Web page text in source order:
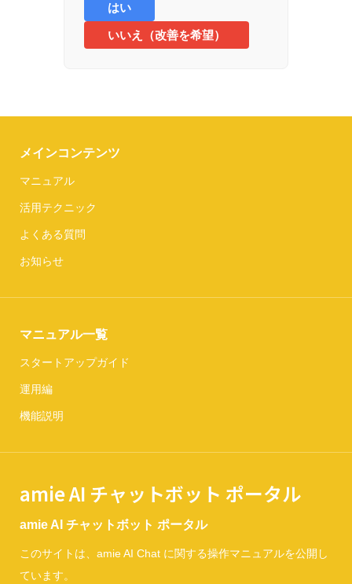
はい
いいえ（改善を希望）
メインコンテンツ
マニュアル
活用テクニック
よくある質問
お知らせ
マニュアル一覧
スタートアップガイド
運用編
機能説明
amie AI チャットボット ポータル
amie AI チャットボット ポータル
このサイトは、amie AI Chat に関する操作マニュアルを公開し
ています。